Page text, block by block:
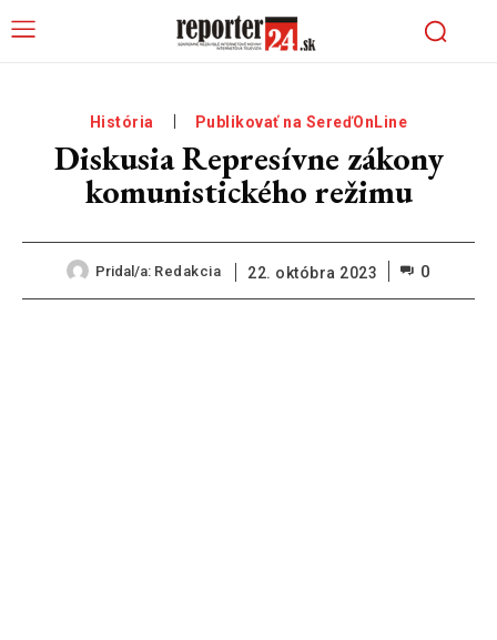
História Publikovať na SereďOnLine
Diskusia Represívne zákony
komunistického režimu
Pridal/a: Redakcia 22. októbra 2023 0